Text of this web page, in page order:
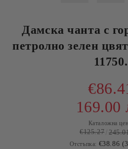
Дамска чанта с
петролно зелен
11750.
169.00
Каталожна
€125.27
Отстъпка: €38.86